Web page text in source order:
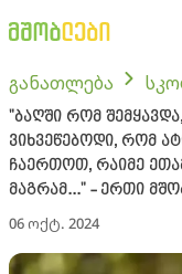
განათლება
"ბაღში რომ
ვიხვეწებოდი, რომ
ჩაერთოთ, რაიმე
მაგრამ..." - ერთი
06 ოქტ. 2024